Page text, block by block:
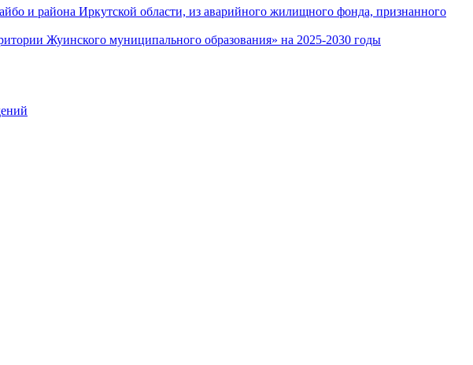
и района Иркутской области, из аварийного жилищного фонда, признанного
Жуинского муниципального образования» на 2025-2030 годы